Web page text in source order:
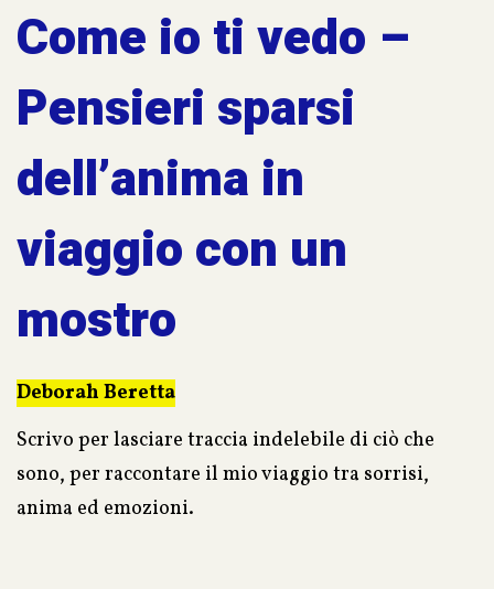
Come io ti vedo –
Pensieri sparsi
dell’anima in
viaggio con un
mostro
Deborah Beretta
Scrivo per lasciare traccia indelebile di ciò che
sono, per raccontare il mio viaggio tra sorrisi,
anima ed emozioni.